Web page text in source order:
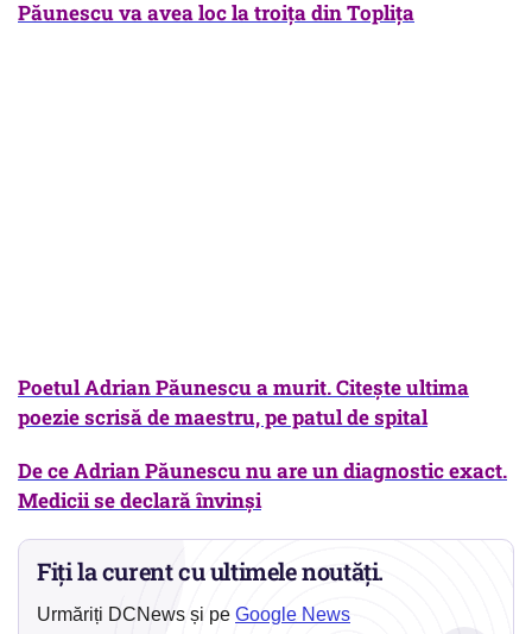
Păunescu va avea loc la troiţa din Topliţa
PoetulAdrian Păunescu a murit. Citeşte ultima
poezie scrisă de maestru, pe patul de spital
De ce Adrian Păunescu nu are un diagnostic exact.
Medicii se declară învinşi
Fiți la curent cu ultimele noutăți.
Urmăriți DCNews și pe Google News